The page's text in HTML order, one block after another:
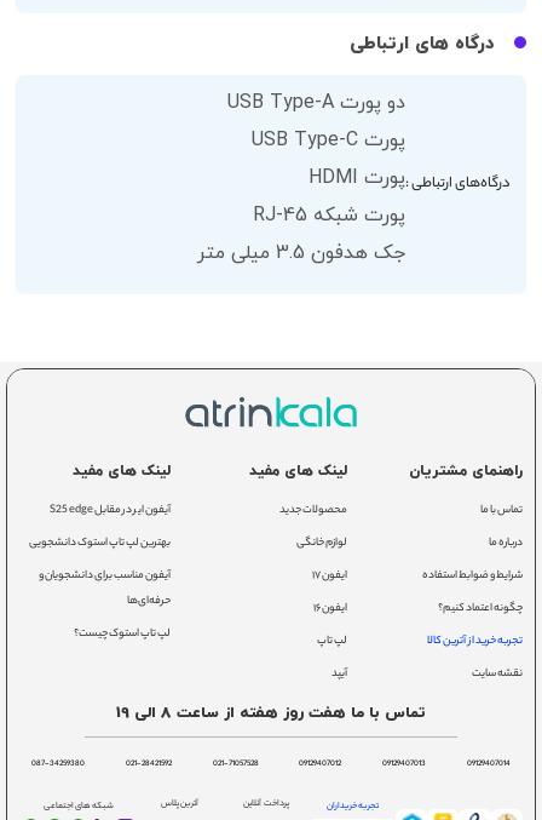
درگاه های ارتباطی
درگاه‌های ارتباطی :
دو پورت USB Type-A
پورت USB Type-C
پورت HDMI
پورت شبکه RJ-45
جک هدفون 3.5 میلی متر
راهنمای مشتریان
تماس با ما
درباره ما
شرایط و ضوابط استفاده
چگونه اعتماد کنیم؟
تجربه خرید از آترین کالا
نقشه سایت
لینک های مفید
محصولات جدید
لوازم خانگی
ایفون ۱۷
ایفون ۱۶
لپ تاپ
آیپد
لینک های مفید
آیفون ایر در مقابل S25 edge
بهترین لپ تاپ استوک دانشجویی
آیفون مناسب برای دانشجویان و
حرفه‌ای‌ها
لپ تاپ استوک چیست؟
تماس با ما هفت روز هفته از ساعت 8 الی 19
09129407014
09129407013
09129407012
021-71057528
021-28421592
087-34259380
تجربه خریداران پرداخت آنلاین آترین پلاس شبکه های اجتماعی